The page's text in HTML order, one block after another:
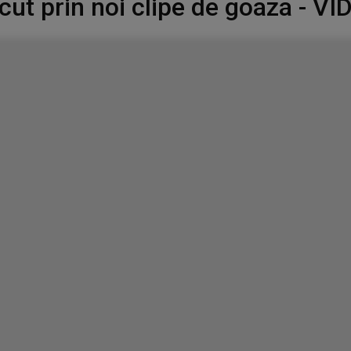
prin noi clipe de goaza -